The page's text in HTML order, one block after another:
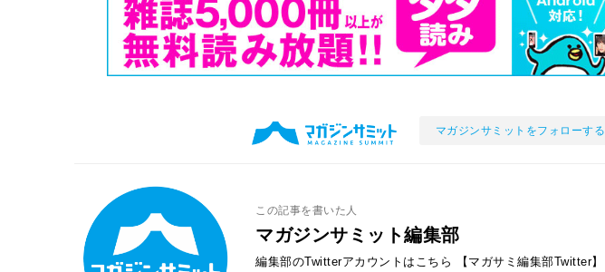
マガジンサミットをフォローする
この記事を書いた人
マガジンサミット編集部
編集部のTwitterアカウントはこちら 【マガサミ編集部Twitter】